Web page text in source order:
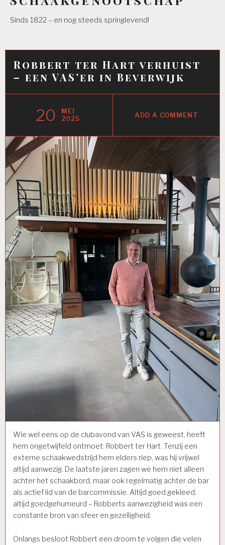
Sinds 1822 – en nog steeds springlevend!
Robbert ter Hart verhuist
– een VAS’er in Beverwijk
20
MEI
2025
ADD A COMMENT
Wie wel eens op de clubavond van VAS is geweest, heeft
hem ongetwijfeld ontmoet: Robbert ter Hart. Tenzij een
externe schaakwedstrijd hem elders riep, was hij vrijwel
altijd aanwezig. De laatste jaren zagen we hem niet alleen
achter het schaakbord, maar ook regelmatig achter de bar
als actief lid van de barcommissie. Altijd goed gekleed,
altijd goedgehumeurd – Robberts aanwezigheid was een
constante bron van sfeer en gezelligheid.
Onlangs besloot Robbert een droom te volgen die velen